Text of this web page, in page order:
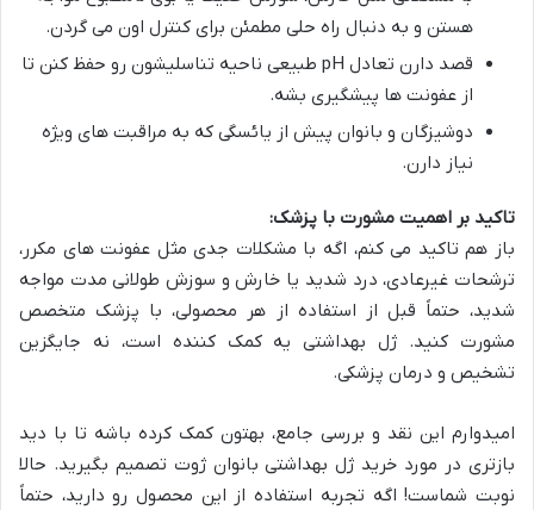
هستن و به دنبال راه حلی مطمئن برای کنترل اون می گردن.
قصد دارن تعادل pH طبیعی ناحیه تناسلیشون رو حفظ کنن تا
از عفونت ها پیشگیری بشه.
دوشیزگان و بانوان پیش از یائسگی که به مراقبت های ویژه
نیاز دارن.
تاکید بر اهمیت مشورت با پزشک:
باز هم تاکید می کنم، اگه با مشکلات جدی مثل عفونت های مکرر،
ترشحات غیرعادی، درد شدید یا خارش و سوزش طولانی مدت مواجه
شدید، حتماً قبل از استفاده از هر محصولی، با پزشک متخصص
مشورت کنید. ژل بهداشتی یه کمک کننده است، نه جایگزین
تشخیص و درمان پزشکی.
امیدوارم این نقد و بررسی جامع، بهتون کمک کرده باشه تا با دید
بازتری در مورد خرید ژل بهداشتی بانوان ژوت تصمیم بگیرید. حالا
نوبت شماست! اگه تجربه استفاده از این محصول رو دارید، حتماً